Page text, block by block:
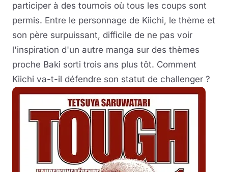
participer à des tournois où tous les coups sont
permis. Entre le personnage de Kiichi, le thème et
son père surpuissant, difficile de ne pas voir
l'inspiration d'un autre manga sur des thèmes
proche Baki sorti trois ans plus tôt. Comment
Kiichi va-t-il défendre son statut de challenger ?